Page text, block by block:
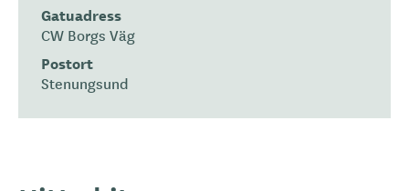
Gatuadress
CW Borgs Väg
Postort
Stenungsund